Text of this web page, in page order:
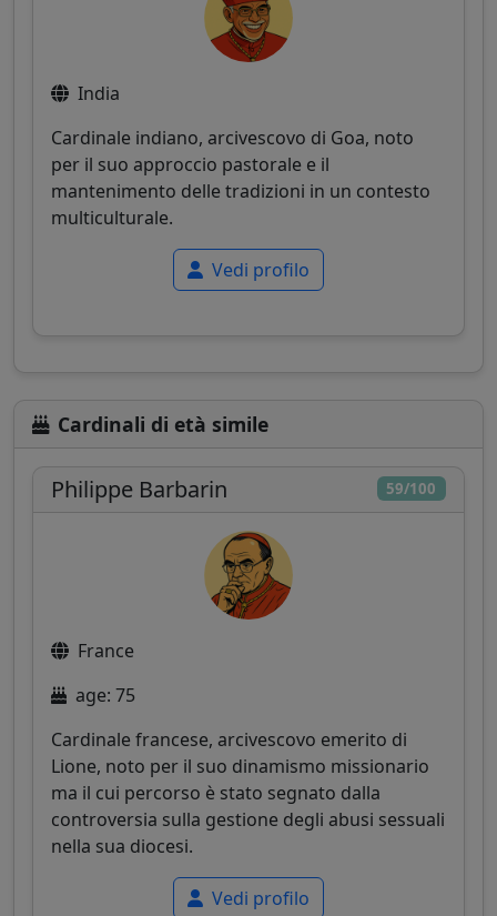
India
Cardinale indiano, arcivescovo di Goa, noto
per il suo approccio pastorale e il
mantenimento delle tradizioni in un contesto
multiculturale.
Vedi profilo
Cardinali di età simile
59/100
Philippe Barbarin
France
age: 75
Cardinale francese, arcivescovo emerito di
Lione, noto per il suo dinamismo missionario
ma il cui percorso è stato segnato dalla
controversia sulla gestione degli abusi sessuali
nella sua diocesi.
Vedi profilo